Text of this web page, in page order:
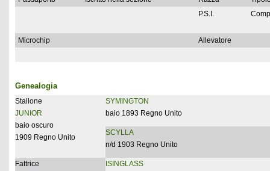
P.S.I.
Microchip Allevatore
Genealogia
Stallone
JUNIOR
baio oscuro
1909 Regno Unito
SYMINGTON
baio 1893 Regno Unito
SCYLLA
n/d 1903 Regno Unito
Fattrice
ISINGLASS